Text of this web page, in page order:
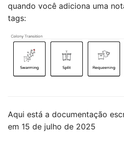
quando você adiciona uma
tags:
Aqui está a documentação
em 15 de julho de 2025